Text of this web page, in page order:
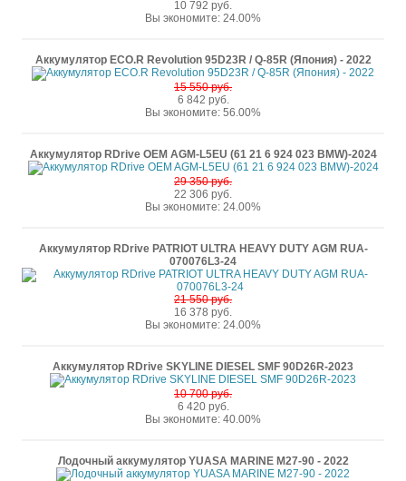
10 792 руб.
Вы экономите: 24.00%
Аккумулятор ECO.R Revolution 95D23R / Q-85R (Япония) - 2022
15 550 руб.
6 842 руб.
Вы экономите: 56.00%
Аккумулятор RDrive OEM AGM-L5EU (61 21 6 924 023 BMW)-2024
29 350 руб.
22 306 руб.
Вы экономите: 24.00%
Аккумулятор RDrive PATRIOT ULTRA HEAVY DUTY AGM RUA-
070076L3-24
21 550 руб.
16 378 руб.
Вы экономите: 24.00%
Аккумулятор RDrive SKYLINE DIESEL SMF 90D26R-2023
10 700 руб.
6 420 руб.
Вы экономите: 40.00%
Лодочный аккумулятор YUASA MARINE M27-90 - 2022